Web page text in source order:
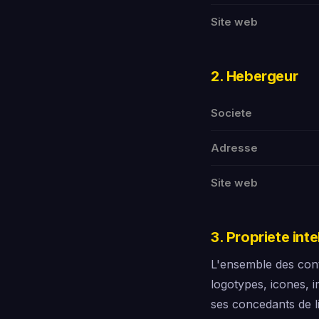
Site web
2. Hebergeur
Societe
Adresse
Site web
3. Propriete
L'ensemble des
logotypes, icones,
ses concedants de